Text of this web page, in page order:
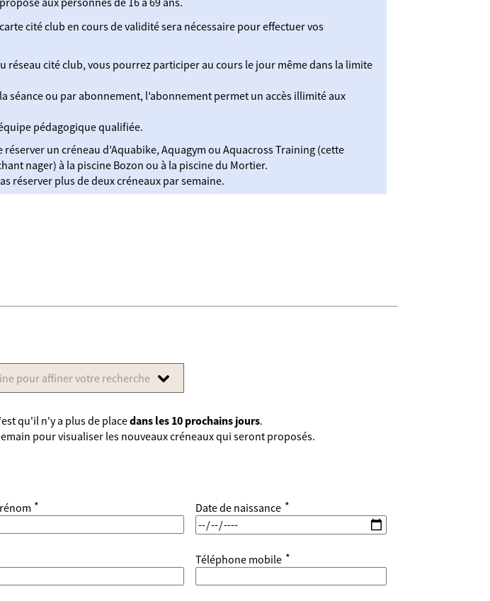
cité club en cours de validité sera nécessaire pour effectuer vos
réseau cité club, vous pourrez participer au cours le jour même dans la limite
séance ou par abonnement, l’abonnement permet un accès illimité aux
pédagogique qualifiée.
un créneau d’Aquabike, Aquagym ou Aquacross Training (cette
nager) à la piscine Bozon ou à la piscine du Mortier.
réserver plus de deux créneaux par semaine.
pour affiner votre recherche
qu'il n'y a plus de placedans les 10 prochains jours.
pour visualiser les nouveaux créneaux qui seront proposés.
* Date de naissance *
Téléphone mobile *